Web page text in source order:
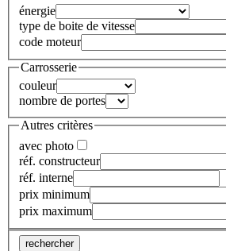
énergie
type de boite de vitesse
code moteur
Carrosserie
couleur
nombre de portes
Autres critères
avec photo
réf. constructeur
réf. interne
prix minimum
prix maximum
rechercher